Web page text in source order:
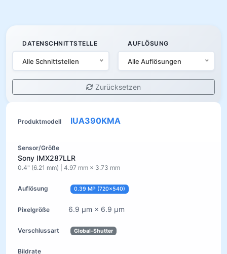
DATENSCHNITTSTELLE
Alle Schnittstellen
AUFLÖSUNG
Alle Auflösungen
Zurücksetzen
IUA390KMA
Sony IMX287LLR
0.4" (6.21 mm) | 4.97 mm × 3.73 mm
0.39 MP (720×540)
6.9 µm × 6.9 µm
Global-Shutter